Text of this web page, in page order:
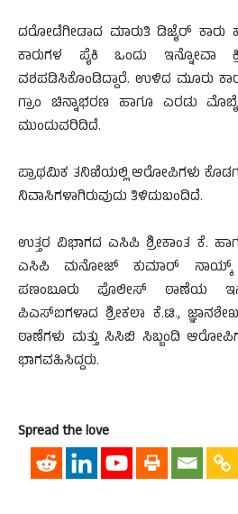
ದರೋಡೆಗೀಡಾದ ಮಾರುತಿ ಡಿಜೈರ್ ಕಾರು
ಕಾರುಗಳ ಪೈಕಿ ಒಂದು ಇನ್ನೋವಾ
ವಶಪಡಿಸಿಕೊಂಡಿದ್ದಾರೆ. ಉಳಿದ ಮೂರು
ಗ್ರಾಂ ಚಿನ್ನಾಭರಣ ಹಾಗೂ ಎರಡು
ಮುಂದುವರಿದಿದೆ.
ಪ್ರಾಥಮಿಕ ತನಿಖೆಯಲ್ಲಿ ಆರೋಪಿಗಳು
ನಿವಾಸಿಗಳಾಗಿರುವುದು ತಿಳಿದುಬಂದಿದೆ.
ಉತ್ತರ ವಿಭಾಗದ ಎಸಿಪಿ ಶ್ರೀಕಾಂತ ಕೆ.
ಎಸಿಪಿ ಮನೋಜ್ ಕುಮಾರ್ ನಾಯ್ಕ್
ಪಣಂಬೂರು ಪೊಲೀಸ್ ಠಾಣೆಯ
ಪಿಎಸ್ಐಗಳಾದ ಶ್ರೀಕಲಾ ಕೆ.ಟಿ.,
ಠಾಣೆಗಳು ಮತ್ತು ಸಿಸಿಬಿ ಸಿಬ್ಬಂದಿ
ಭಾಗವಹಿಸಿದ್ದರು.
Spread the love